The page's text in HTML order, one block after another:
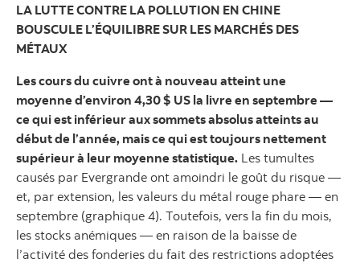
LA LUTTE CONTRE LA POLLUTION EN CHINE
BOUSCULE L’ÉQUILIBRE SUR LES MARCHÉS DES
MÉTAUX
Les cours du cuivre ont à nouveau atteint une
moyenne d’environ 4,30 $ US la livre en septembre —
ce qui est inférieur aux sommets absolus atteints au
début de l’année, mais ce qui est toujours nettement
supérieur à leur moyenne statistique. Les tumultes
causés par Evergrande ont amoindri le goût du risque —
et, par extension, les valeurs du métal rouge phare — en
septembre (graphique 4). Toutefois, vers la fin du mois,
les stocks anémiques — en raison de la baisse de
l’activité des fonderies du fait des restrictions adoptées